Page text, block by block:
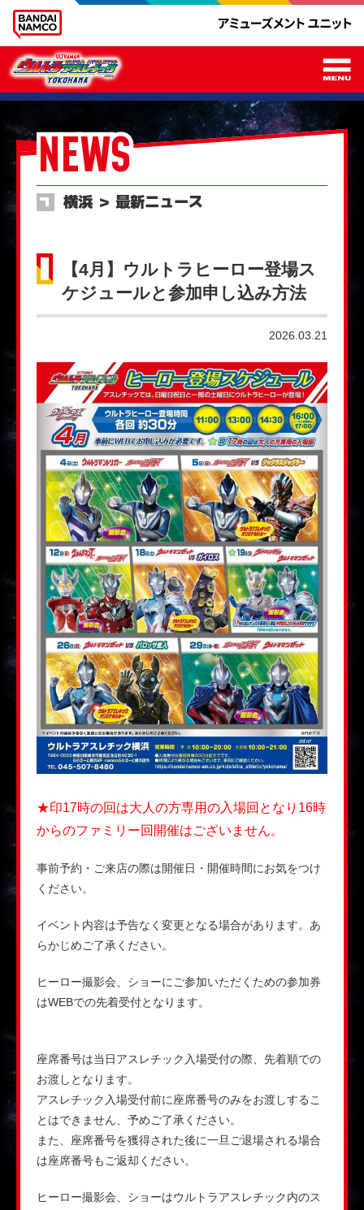
NEWS
横浜 ＞ 最新ニュース
【4月】ウルトラヒーロー登場ス
ケジュールと参加申し込み方法
2026.03.21
★印17時の回は大人の方専用の入場回となり16時
からのファミリー回開催はございません。
事前予約・ご来店の際は開催日・開催時間にお気をつけ
ください。
イベント内容は予告なく変更となる場合があります。あ
らかじめご了承ください。
ヒーロー撮影会、ショーにご参加いただくための参加券
はWEBでの先着受付となります。
座席番号は当日アスレチック入場受付の際、先着順での
お渡しとなります。
アスレチック入場受付前に座席番号のみをお渡しするこ
とはできません、予めご了承ください。
また、座席番号を獲得された後に一旦ご退場される場合
は座席番号もご返却ください。
ヒーロー撮影会、ショーはウルトラアスレチック内のス